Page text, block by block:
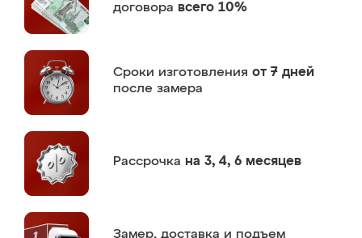
договора всего 10%
Сроки изготовления от 7 дней
после замера
Рассрочка на 3, 4, 6 месяцев
Замер, доставка и подъем